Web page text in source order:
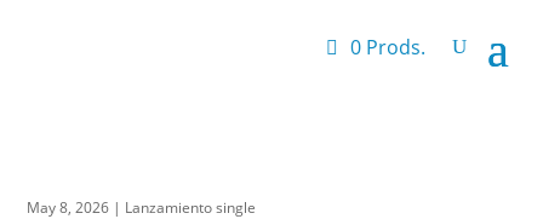
0 Prods.
May 8, 2026 | Lanzamiento single